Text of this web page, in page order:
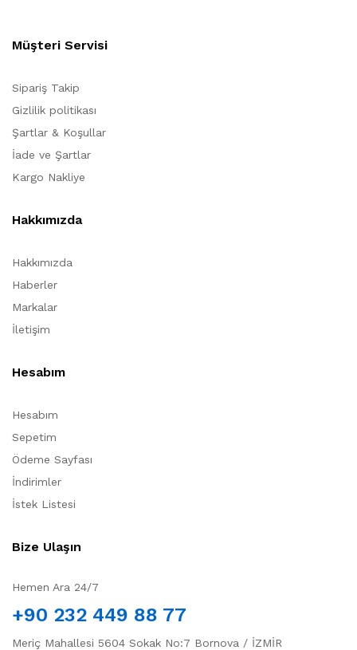
Müşteri Servisi
Sipariş Takip
Gizlilik politikası
Şartlar & Koşullar
İade ve Şartlar
Kargo Nakliye
Hakkımızda
Hakkımızda
Haberler
Markalar
İletişim
Hesabım
Hesabım
Sepetim
Ödeme Sayfası
İndirimler
İstek Listesi
Bize Ulaşın
Hemen Ara 24/7
+90 232 449 88 77
Meriç Mahallesi 5604 Sokak No:7 Bornova / İZMİR